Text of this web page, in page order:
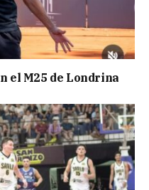
el M25 de Londrina